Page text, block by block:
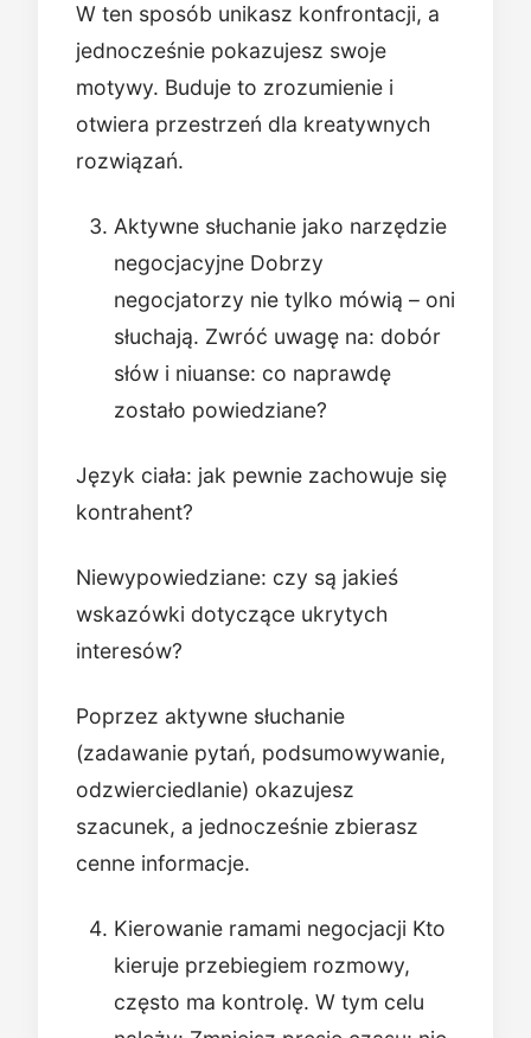
W ten sposób unikasz konfrontacji, a
jednocześnie pokazujesz swoje
motywy. Buduje to zrozumienie i
otwiera przestrzeń dla kreatywnych
rozwiązań.
Aktywne słuchanie jako narzędzie
negocjacyjne Dobrzy
negocjatorzy nie tylko mówią – oni
słuchają. Zwróć uwagę na: dobór
słów i niuanse: co naprawdę
zostało powiedziane?
Język ciała: jak pewnie zachowuje się
kontrahent?
Niewypowiedziane: czy są jakieś
wskazówki dotyczące ukrytych
interesów?
Poprzez aktywne słuchanie
(zadawanie pytań, podsumowywanie,
odzwierciedlanie) okazujesz
szacunek, a jednocześnie zbierasz
cenne informacje.
Kierowanie ramami negocjacji Kto
kieruje przebiegiem rozmowy,
często ma kontrolę. W tym celu